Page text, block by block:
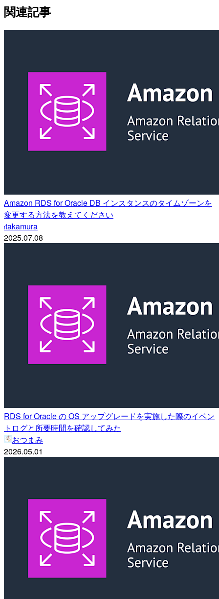
関連記事
Amazon RDS for Oracle DB インスタンスのタイムゾーンを
変更する方法を教えてください
ttakamura
2025.07.08
RDS for Oracle の OS アップグレードを実施した際のイベン
トログと所要時間を確認してみた
おつまみ
2026.05.01